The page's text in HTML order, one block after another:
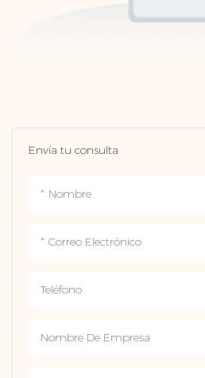
Envía tu consulta
Nombre
Correo Electrónico
Teléfono
Nombre De Empresa